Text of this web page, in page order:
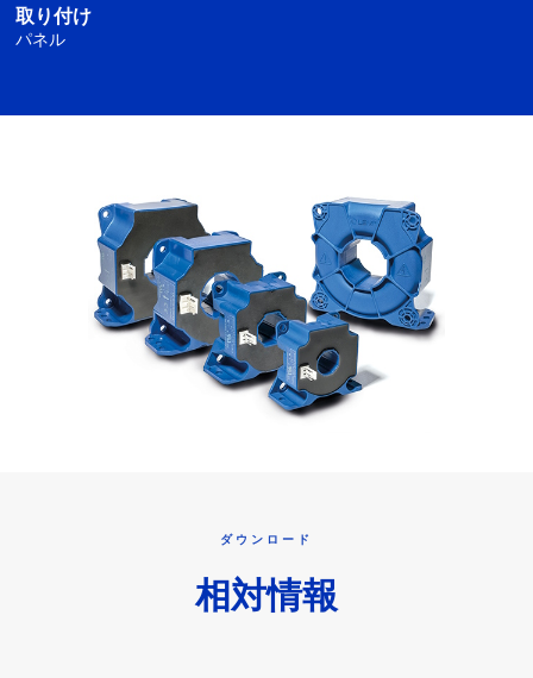
取り付け
パネル
ダウンロード
相対情報